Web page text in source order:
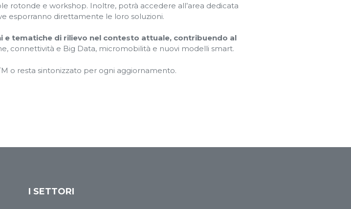
rotonde e workshop. Inoltre, potrà accedere all’area dedicata
esporranno direttamente le loro soluzioni.
e tematiche di rilievo nel contesto attuale, contribuendo al
connettività e Big Data, micromobilità e nuovi modelli smart.
o resta sintonizzato per ogni aggiornamento.
I SETTORI